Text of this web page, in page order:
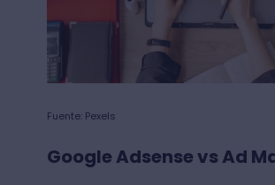
Fuente: Pexels
Google Adsense vs Ad